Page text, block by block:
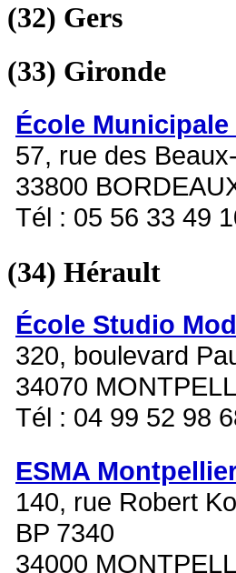
(32) Gers
(33) Gironde
École
57, rue des
33800
Tél : 05 56 33 49
(34) Hérault
École Studio
320, boulevard
34070
Tél : 04 99 52 98
ESMA
140, rue Robert
BP 7340
34000